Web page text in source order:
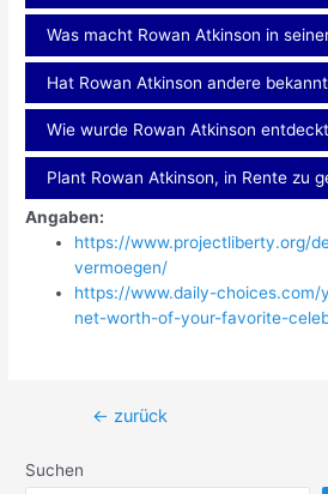
Was macht Rowan Atkinson in
Hat Rowan Atkinson andere
Wie wurde Rowan Atkinson
Plant Rowan Atkinson, in Rente zu
Angaben:
https://www.projectliberty.org/
vermoegen/
https://www.daily-
net-worth-of-your-favorite-
Beitragsnavigation
← zurück
Suchen